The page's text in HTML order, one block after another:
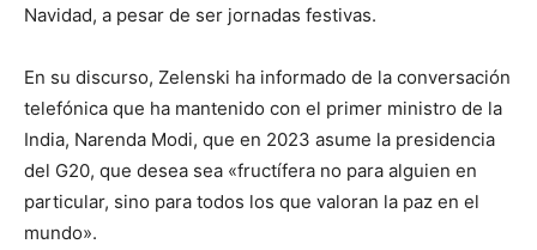
Navidad, a pesar de ser jornadas festivas.
En su discurso, Zelenski ha informado de la conversación
telefónica que ha mantenido con el primer ministro de la
India, Narenda Modi, que en 2023 asume la presidencia
del G20, que desea sea «fructífera no para alguien en
particular, sino para todos los que valoran la paz en el
mundo».